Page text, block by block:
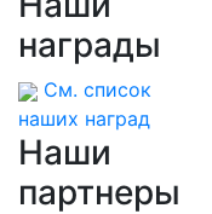
награды
См. список
наших наград
Наши
партнеры